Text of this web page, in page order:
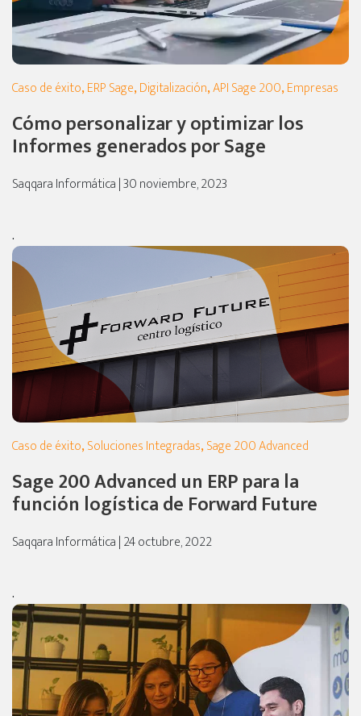
Caso de éxito,ERP Sage,Digitalización,API Sage 200,Empresas
Cómo personalizar y optimizar los
Informes generados por Sage
Saqqara Informática | 30 noviembre, 2023
.
Caso de éxito,Soluciones Integradas,Sage 200 Advanced
Sage 200 Advanced un ERP para la
función logística de Forward Future
Saqqara Informática | 24 octubre, 2022
.